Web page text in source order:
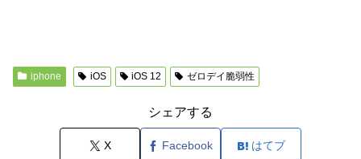
iphone iOS iOS 12 ゼロデイ脆弱性
シェアする
X Facebook はてブ